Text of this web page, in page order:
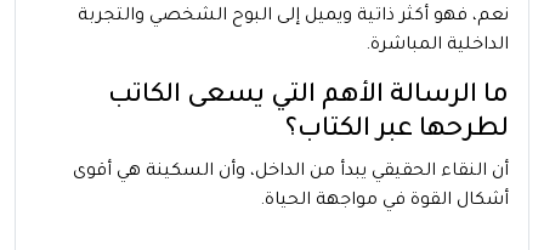
نعم، فهو أكثر ذاتية ويميل إلى البوح الشخصي والتجربة
الداخلية المباشرة.
ما الرسالة الأهم التي يسعى الكاتب
لطرحها عبر الكتاب؟
أن النقاء الحقيقي يبدأ من الداخل، وأن السكينة هي أقوى
أشكال القوة في مواجهة الحياة.